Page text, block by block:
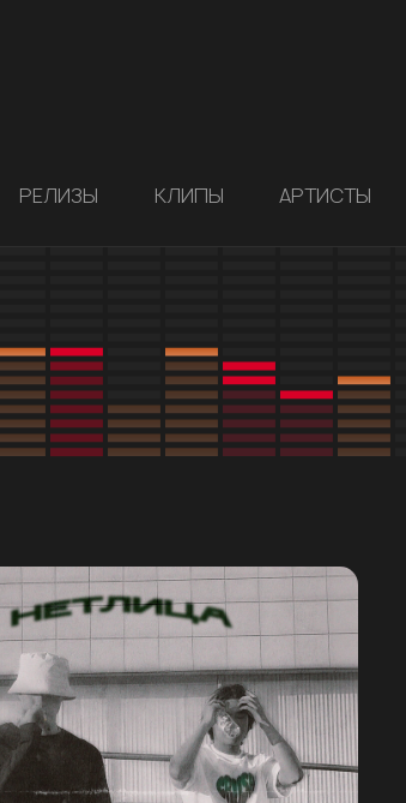
РЕЛИЗЫ КЛИПЫ АРТИСТЫ